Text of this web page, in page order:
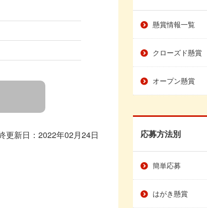
更新日：2022年02月24日
懸賞情報一覧
クローズド懸賞
オープン懸賞
応募方法別
簡単応募
はがき懸賞